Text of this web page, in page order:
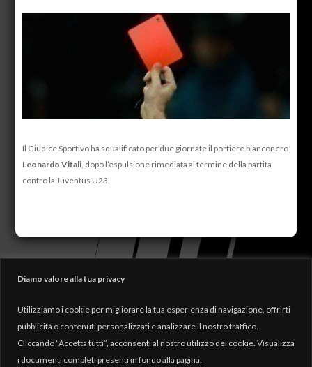
Diamo valore alla tua privacy
Utilizziamo i cookie per migliorare la tua esperienza di navigazione, offrirti
pubblicità o contenuti personalizzati e analizzare il nostro traffico.
Cliccando “Accetta tutti”, acconsenti al nostro utilizzo dei cookie. Visualizza
i documenti completi presenti in fondo alla pagina.
Il Giudice Sportivo ha squalificato per due giornate il portiere bianconero
Leonardo Vitali, dopo l’espulsione rimediata al termine della partita
contro la Juventus U23.